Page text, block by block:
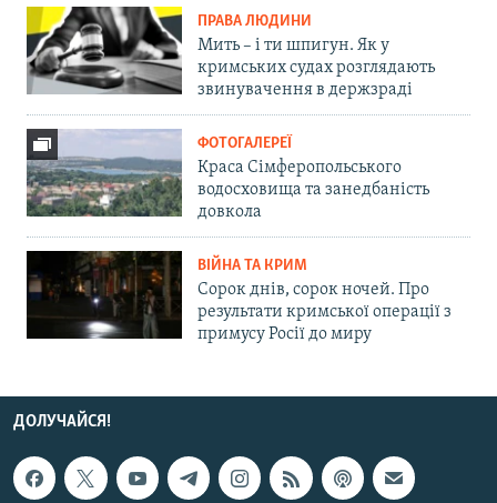
ПРАВА ЛЮДИНИ
Мить – і ти шпигун. Як у
кримських судах розглядають
звинувачення в держзраді
ФОТОГАЛЕРЕЇ
Краса Сімферопольського
водосховища та занедбаність
довкола
ВІЙНА ТА КРИМ
Сорок днів, сорок ночей. Про
результати кримської операції з
примусу Росії до миру
ДОЛУЧАЙСЯ!